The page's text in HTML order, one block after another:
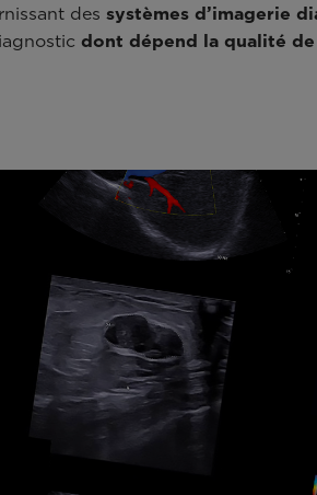
des systèmes d’imagerie
dont dépend la qualité